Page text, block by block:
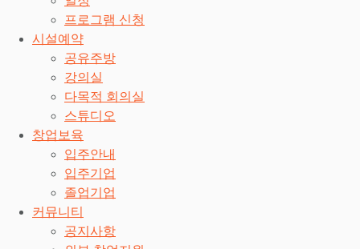
프로그램 신청
시설예약
공유주방
강의실
다목적 회의실
스튜디오
창업보육
입주안내
입주기업
졸업기업
커뮤니티
공지사항